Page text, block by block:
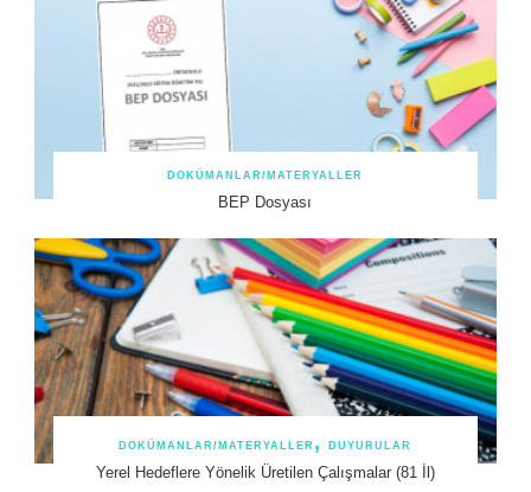
DOKÜMANLAR/MATERYALLER
BEP Dosyası
DOKÜMANLAR/MATERYALLER DUYURULAR
Yerel Hedeflere Yönelik Üretilen Çalışmalar (81 İl)